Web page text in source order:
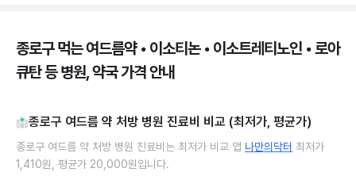
종로구 먹는 여드름약 • 이소티논 • 이소트레티노인 • 로아
큐탄 등 병원, 약국 가격 안내
종로구 여드름 약 처방 병원 진료비 비교 (최저가, 평균가)
종로구 여드름 약 처방 병원 진료비는 최저가 비교 앱 나만의닥터 최저가
1,410원, 평균가 20,000원입니다.